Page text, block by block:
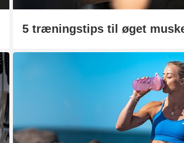
5 træningstips til øget